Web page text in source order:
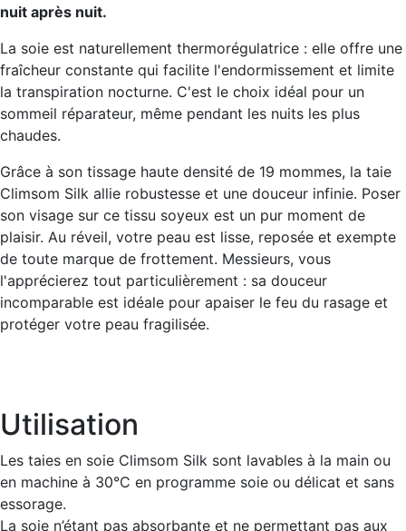
nuit après nuit.
La soie est naturellement thermorégulatrice : elle offre une
fraîcheur constante qui facilite l'endormissement et limite
la transpiration nocturne. C'est le choix idéal pour un
sommeil réparateur, même pendant les nuits les plus
chaudes.
Grâce à son tissage haute densité de 19 mommes, la taie
Climsom Silk allie robustesse et une douceur infinie. Poser
son visage sur ce tissu soyeux est un pur moment de
plaisir. Au réveil, votre peau est lisse, reposée et exempte
de toute marque de frottement. Messieurs, vous
l'apprécierez tout particulièrement : sa douceur
incomparable est idéale pour apaiser le feu du rasage et
protéger votre peau fragilisée.
Utilisation
Les taies en soie Climsom Silk sont lavables à la main ou
en machine à 30°C en programme soie ou délicat et sans
essorage.
La soie n’étant pas absorbante et ne permettant pas aux